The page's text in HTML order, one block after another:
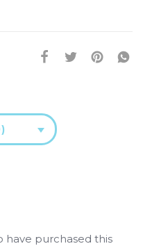
have purchased this